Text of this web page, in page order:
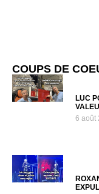
COUPS DE
LUC
6 août